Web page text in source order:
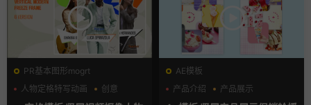
PR基本图形mogrt
人物定格特写动画
创意
动态海报
AE模板
产品介绍
产品展示
卡通模板